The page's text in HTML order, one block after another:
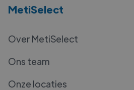
MetiSelect
Over MetiSelect
Ons team
Onze locaties